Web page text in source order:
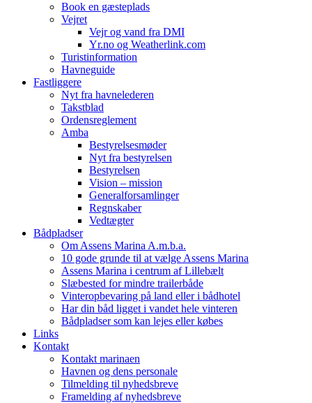
Book en gæsteplads
Vejret
Vejr og vand fra DMI
Yr.no og Weatherlink.com
Turistinformation
Havneguide
Fastliggere
Nyt fra havnelederen
Takstblad
Ordensreglement
Amba
Bestyrelsesmøder
Nyt fra bestyrelsen
Bestyrelsen
Vision – mission
Generalforsamlinger
Regnskaber
Vedtægter
Bådpladser
Om Assens Marina A.m.b.a.
10 gode grunde til at vælge Assens Marina
Assens Marina i centrum af Lillebælt
Slæbested for mindre trailerbåde
Vinteropbevaring på land eller i bådhotel
Har din båd ligget i vandet hele vinteren
Bådpladser som kan lejes eller købes
Links
Kontakt
Kontakt marinaen
Havnen og dens personale
Tilmelding til nyhedsbreve
Framelding af nyhedsbreve